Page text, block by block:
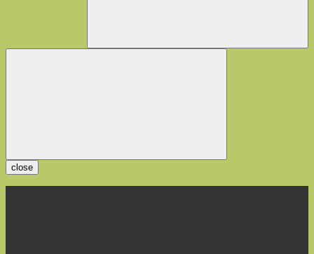
close